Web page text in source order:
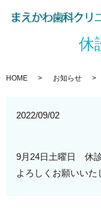
休
HOME お知らせ
2022/09/02
9月24日土曜日 休診
よろしくお願いいた